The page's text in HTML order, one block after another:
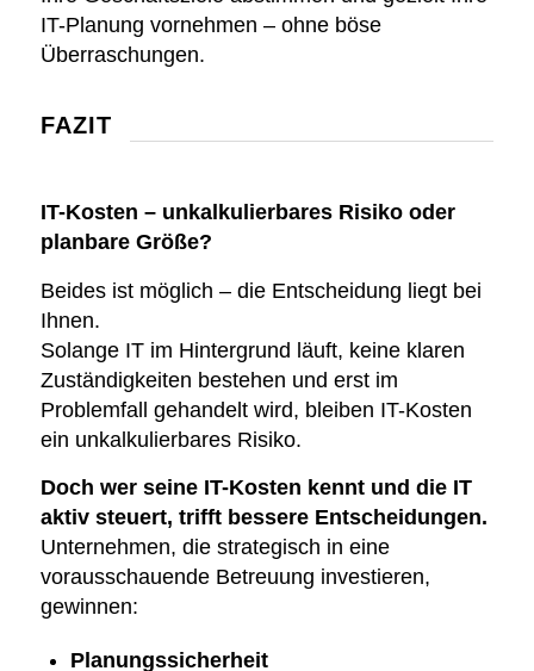
IT-Planung vornehmen – ohne böse
Überraschungen.
FAZIT
IT-Kosten – unkalkulierbares Risiko oder
planbare Größe?
Beides ist möglich – die Entscheidung liegt bei
Ihnen.
Solange IT im Hintergrund läuft, keine klaren
Zuständigkeiten bestehen und erst im
Problemfall gehandelt wird, bleiben IT-Kosten
ein unkalkulierbares Risiko.
Doch wer seine IT-Kosten kennt und die IT
aktiv steuert, trifft bessere Entscheidungen.
Unternehmen, die strategisch in eine
vorausschauende Betreuung investieren,
gewinnen:
Planungssicherheit